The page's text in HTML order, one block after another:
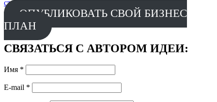
строительство по сборно-монолитной технологии
ОПУБЛИКОВАТЬ СВОЙ БИЗНЕС
ПЛАН
СВЯЗАТЬСЯ С АВТОРОМ ИДЕИ:
Имя *
E-mail *